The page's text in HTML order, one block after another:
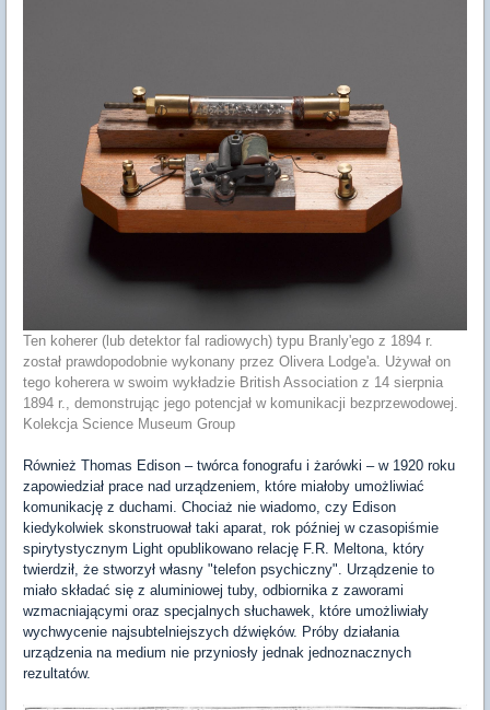
Ten koherer (lub detektor fal radiowych) typu Branly'ego z 1894 r.
został prawdopodobnie wykonany przez Olivera Lodge'a. Używał on
tego koherera w swoim wykładzie British Association z 14 sierpnia
1894 r., demonstrując jego potencjał w komunikacji bezprzewodowej.
Kolekcja Science Museum Group
Również Thomas Edison – twórca fonografu i żarówki – w 1920 roku
zapowiedział prace nad urządzeniem, które miałoby umożliwiać
komunikację z duchami. Chociaż nie wiadomo, czy Edison
kiedykolwiek skonstruował taki aparat, rok później w czasopiśmie
spirytystycznym Light opublikowano relację F.R. Meltona, który
twierdził, że stworzył własny "telefon psychiczny". Urządzenie to
miało składać się z aluminiowej tuby, odbiornika z zaworami
wzmacniającymi oraz specjalnych słuchawek, które umożliwiały
wychwycenie najsubtelniejszych dźwięków. Próby działania
urządzenia na medium nie przyniosły jednak jednoznacznych
rezultatów.